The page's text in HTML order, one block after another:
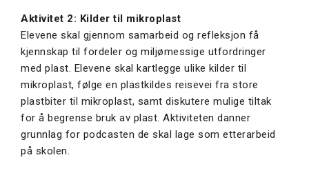
Aktivitet 2: Kilder til mikroplast
Elevene skal gjennom samarbeid og refleksjon få
kjennskap til fordeler og miljømessige utfordringer
med plast. Elevene skal kartlegge ulike kilder til
mikroplast, følge en plastkildes reisevei fra store
plastbiter til mikroplast, samt diskutere mulige tiltak
for å begrense bruk av plast. Aktiviteten danner
grunnlag for podcasten de skal lage som etterarbeid
på skolen.